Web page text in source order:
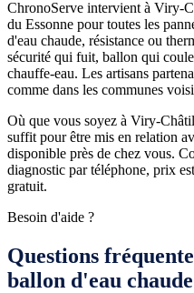
ChronoServe intervient à Viry-
du Essonne pour toutes les
d'eau chaude, résistance ou
sécurité qui fuit, ballon qui
chauffe-eau. Les artisans
comme dans les communes
Où que vous soyez à Viry-
suffit pour être mis en relation
disponible près de chez vous.
diagnostic par téléphone, prix
gratuit.
Besoin d'aide ?
Questions
ballon d'eau